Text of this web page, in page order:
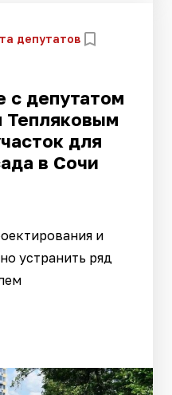
депутатов
с депутатом
для
в Сочи
и
устранить ряд